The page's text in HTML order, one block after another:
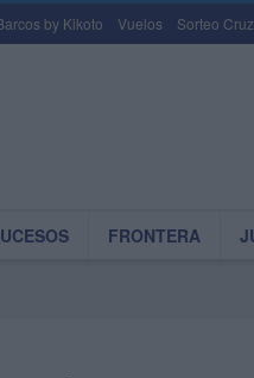
by Kikoto Vuelos Sorteo
FRONTERA